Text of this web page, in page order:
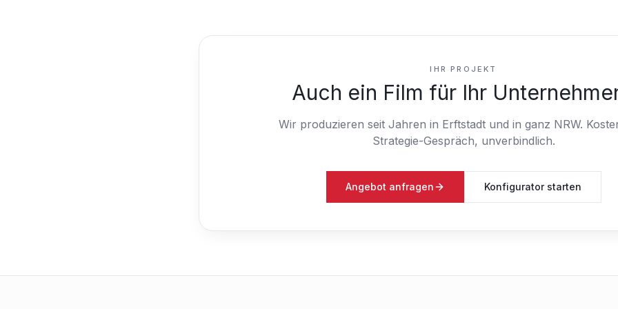
IHR PROJEKT
Auch ein Film für Ihr
Wir produzieren seit Jahren in Erftstadt und in ganz NRW.
Strategie-Gespräch, unverbindlich.
Angebot anfragen Konfigurator starten